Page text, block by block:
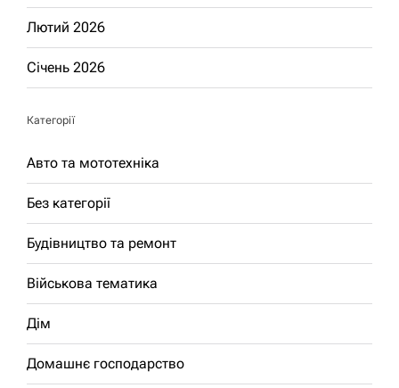
Лютий 2026
Січень 2026
Категорії
Авто та мототехніка
Без категорії
Будівництво та ремонт
Військова тематика
Дім
Домашнє господарство